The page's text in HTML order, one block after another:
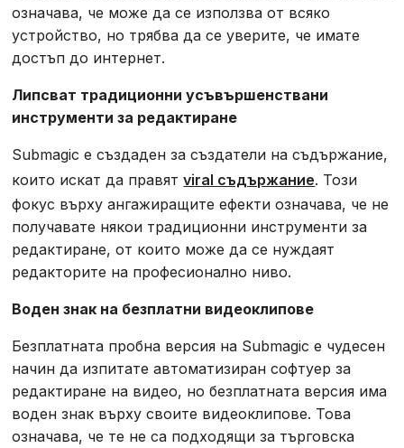
означава, че може да се използва от всяко
устройство, но трябва да се уверите, че имате
достъп до интернет.
Липсват традиционни усъвършенствани
инструменти за редактиране
Submagic е създаден за създатели на съдържание,
които искат да правятviral съдържание. Този
фокус върху ангажиращите ефекти означава, че не
получавате някои традиционни инструменти за
редактиране, от които може да се нуждаят
редакторите на професионално ниво.
Воден знак на безплатни видеоклипове
Безплатната пробна версия на Submagic е чудесен
начин да изпитате автоматизиран софтуер за
редактиране на видео, но безплатната версия има
воден знак върху своите видеоклипове. Това
означава, че те не са подходящи за търговска